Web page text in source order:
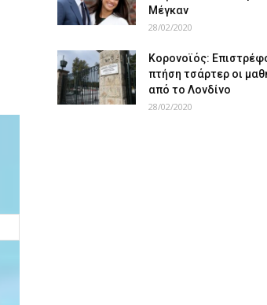
Μέγκαν
28/02/2020
Κορονοϊός:
πτήση τσάρτερ οι
από το Λονδίνο
28/02/2020